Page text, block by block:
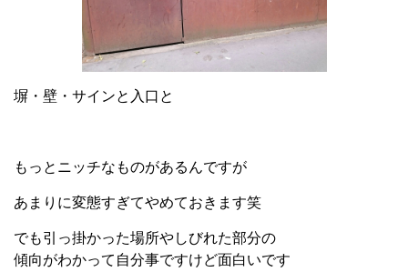
塀・壁・サインと入口と
もっとニッチなものがあるんですが
あまりに変態すぎてやめておきます笑
でも引っ掛かった場所やしびれた部分の
傾向がわかって自分事ですけど面白いです